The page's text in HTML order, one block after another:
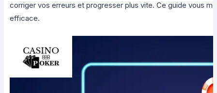
corriger vos erreurs et progresser plus vite. Ce guide vous
efficace.